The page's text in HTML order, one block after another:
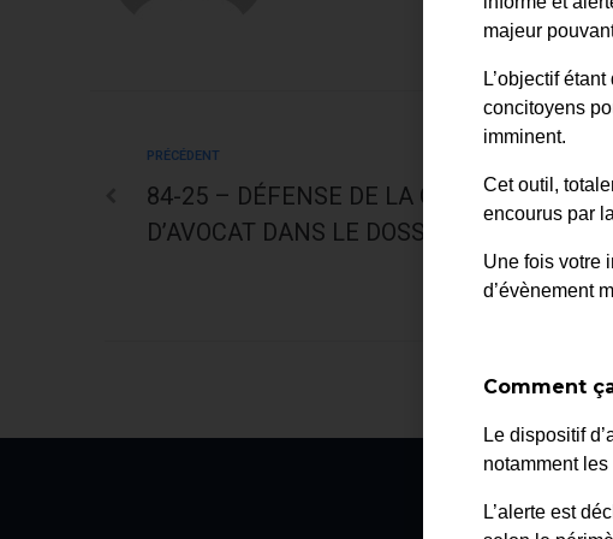
PRÉCÉDENT
84-25 – DÉFENSE DE LA COMMUNE ET
D’AVOCAT DANS LE DOSSIER N°2513981
La
majeur
L’objectif
concitoyens
imminent.
Cet outil,
encourus par
Une fois votre
d’évènement
Comment
Le dispositif
notamment
L’alerte est